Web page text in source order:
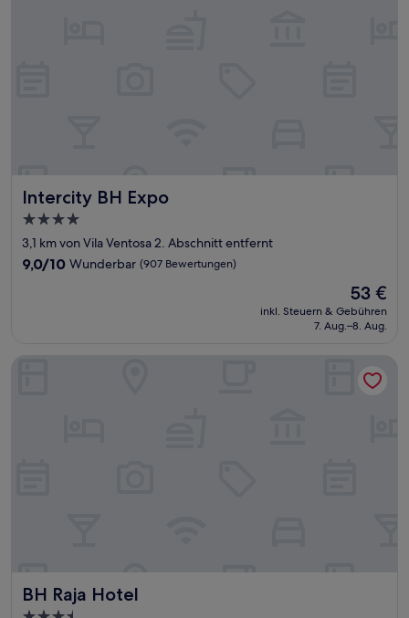
Intercity BH Expo
Intercity BH Expo
4.0-
Sterne-
Unterkunft
3,1 km von Vila Ventosa 2. Abschnitt entfernt
9.0
9,0/10 Wunderbar (907 Bewertungen)
Der
Preis
beträgt
53 €
inkl. Steuern & Gebühren
7. Aug.–8. Aug.
BH Raja Hotel
BH Raja Hotel
BH Raja Hotel